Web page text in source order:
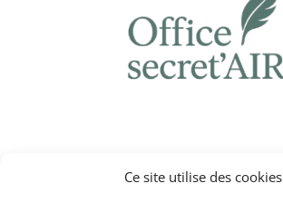
Ce site utilise des cookies
Mes coordonnées :